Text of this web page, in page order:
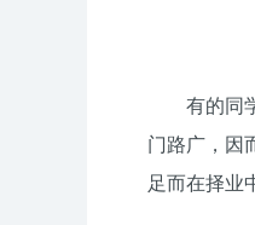
有的同
门路广，因
足而在择业